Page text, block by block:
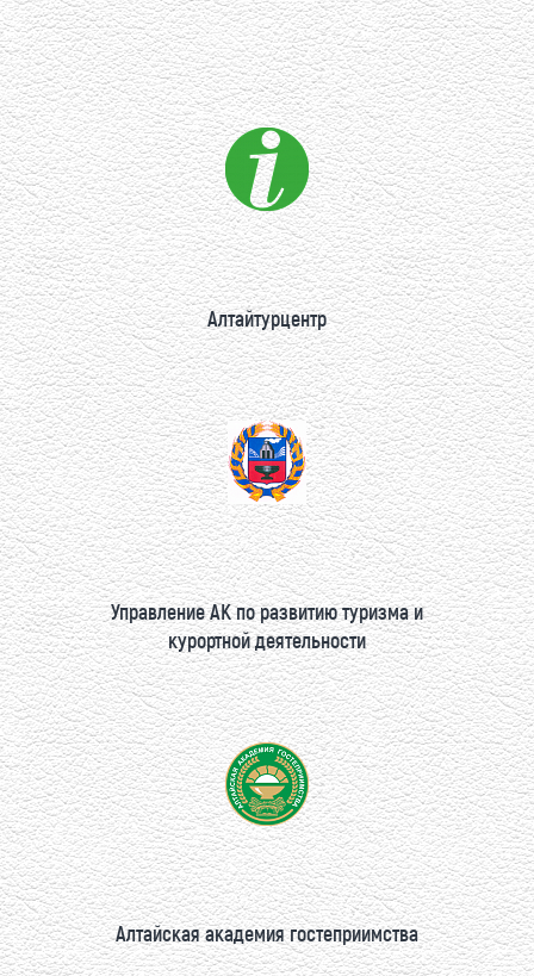
Алтайтурцентр
Управление АК по развитию туризма и
курортной деятельности
Алтайская академия гостеприимства